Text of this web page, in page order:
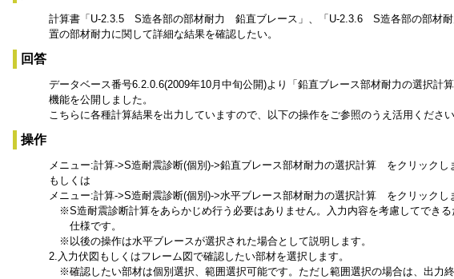
計算書「U-2.3.5 S造各部の部材耐力 鉛直ブレース」、「U-2.3.6 S造各部の部材
置の部材耐力に関して詳細な結果を確認したい。
回答
データベース番号6.2.0.6(2009年10月中旬公開)より「鉛直ブレース部材耐力の選択計
機能を公開しました。
こちらに各種計算結果を出力していますので、以下の操作をご参照のうえ活用ください
操作
メニュー:計算->S造耐震診断(個別)->鉛直ブレース部材耐力の選択計算 をクリックし
もしくは
メニュー:計算->S造耐震診断(個別)->水平ブレース部材耐力の選択計算 をクリックし
※S造耐震診断計算をあらかじめ行う必要はありません。入力内容を考慮してできる
仕様です。
※以後の操作は水平ブレースが選択された場合として説明します。
2. 入力伏図もしくはフレーム図で確認したい部材を選択します。
※確認したい部材は個別選択、範囲選択可能です。ただし範囲選択の場合は、出力